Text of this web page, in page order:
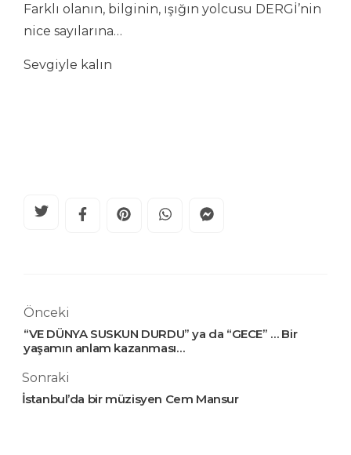
Farklı olanın, bilginin, ışığın yolcusu DERGİ’nin
nice sayılarına…
Sevgiyle kalın
Önceki
“VE DÜNYA SUSKUN DURDU” ya da “GECE” … Bir
yaşamın anlam kazanması…
Sonraki
İstanbul’da bir müzisyen Cem Mansur